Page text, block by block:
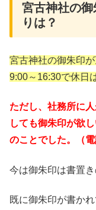
宮古神社の
りは？
宮古神社の御朱印
9:00～16:30で休日
ただし、社務所に
しても御朱印が欲
のことでした。（
今は御朱印は書置き
既に御朱印が書か